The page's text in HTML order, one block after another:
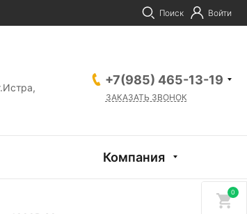
Поиск Войти
+7(985) 465-13-19
ЗАКАЗАТЬ ЗВОНОК
Компания
0